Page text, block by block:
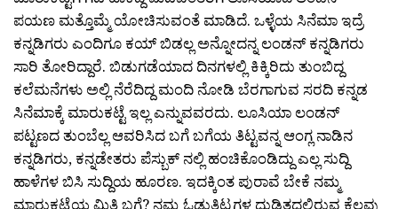
ಪಯಣ ಮತ್ತೊಮ್ಮೆ ಯೋಚಿಸುವಂತೆ ಮಾಡಿದೆ. ಒಳ್ಳೆಯ ಸಿನೆಮಾ ಇದ್ರೆ
ಕನ್ನಡಿಗರು ಎಂದಿಗೂ ಕಯ್ ಬಿಡಲ್ಲ ಅನ್ನೋದನ್ನ ಲಂಡನ್ ಕನ್ನಡಿಗರು
ಸಾರಿ ತೋರಿದ್ದಾರೆ. ಬಿಡುಗಡೆಯಾದ ದಿನಗಳಲ್ಲಿ ಕಿಕ್ಕಿರಿದು ತುಂಬಿದ್ದ
ಕಲೆಮನೆಗಳು ಅಲ್ಲಿ ನೆರೆದಿದ್ದ ಮಂದಿ ನೋಡಿ ಬೆರಗಾಗುವ ಸರದಿ ಕನ್ನಡ
ಸಿನೆಮಾಕ್ಕೆ ಮಾರುಕಟ್ಟೆ ಇಲ್ಲ ಎನ್ನುವವರದು. ಲೂಸಿಯಾ ಲಂಡನ್
ಪಟ್ಟಣದ ತುಂಬೆಲ್ಲ ಆವರಿಸಿದ ಬಗೆ ಬಗೆಯ ತಿಟ್ಟವನ್ನ ಆಂಗ್ಲ ನಾಡಿನ
ಕನ್ನಡಿಗರು, ಕನ್ನಡೇತರು ಪೆಸ್ಬುಕ್ ನಲ್ಲಿ ಹಂಚಿಕೊಂಡಿದ್ದು ಎಲ್ಲ ಸುದ್ದಿ
ಹಾಳೆಗಳ ಬಿಸಿ ಸುದ್ದಿಯ ಹೂರಣ. ಇದಕ್ಕಿಂತ ಪುರಾವೆ ಬೇಕೆ ನಮ್ಮ
ಮಾರುಕಟ್ಟೆಯ ಮಿತಿ ಬಗ್ಗೆ? ನಮ್ಮ ಓಡುತಿಟ್ಟಗಳ ದುಡಿತದಲ್ಲಿರುವ ಕೆಲವು